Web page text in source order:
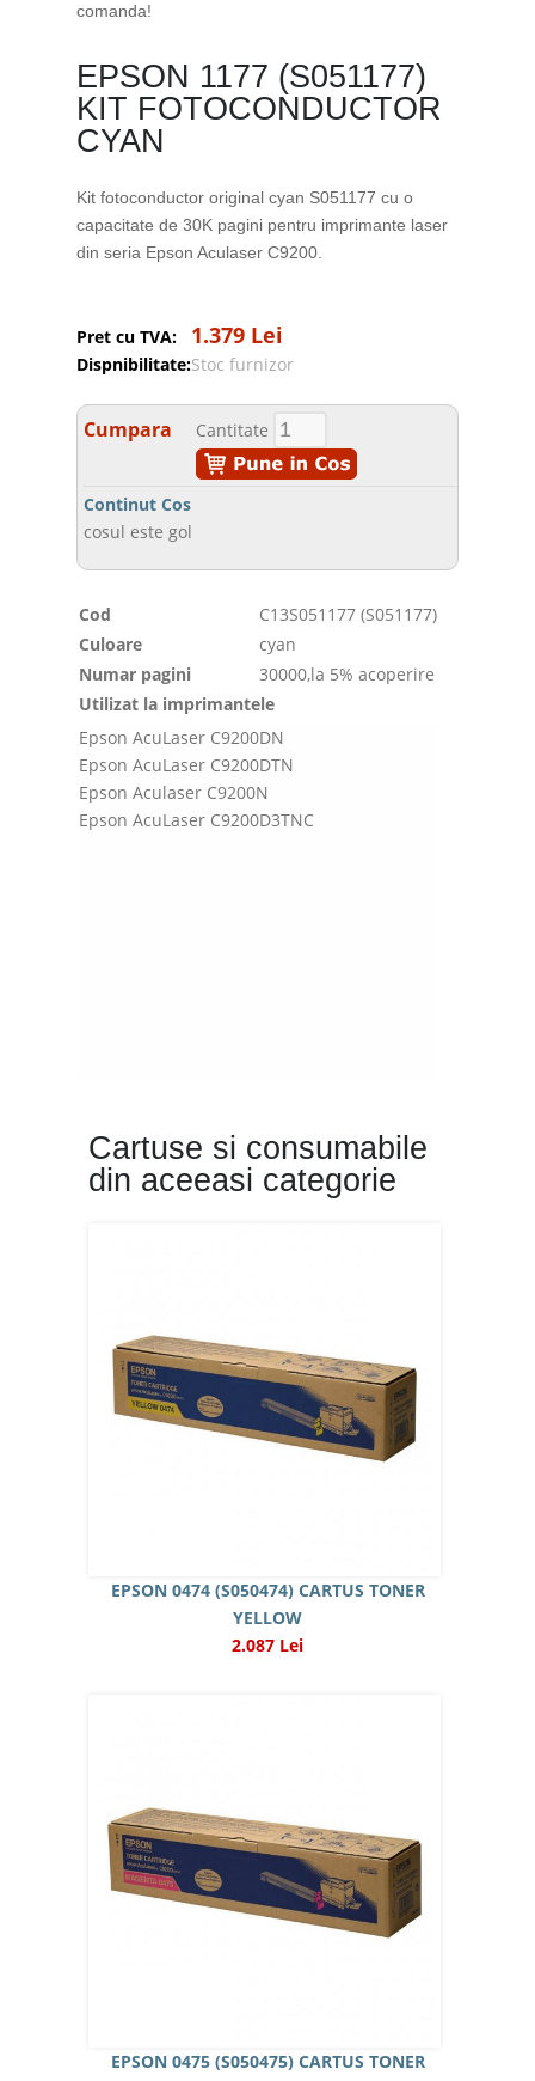
comanda!
EPSON 1177 (S051177)
KIT FOTOCONDUCTOR
CYAN
Kit fotoconductor original cyan S051177 cu o
capacitate de 30K pagini pentru imprimante laser
din seria Epson Aculaser C9200.
Pret cu TVA: 1.379 Lei
Dispnibilitate:Stoc furnizor
Cumpara Cantitate
Continut Cos
cosul este gol
Cod
C13S051177 (S051177)
Culoare
cyan
Numar pagini
30000,la 5% acoperire
Utilizat la imprimantele
Epson AcuLaser C9200DN
Epson AcuLaser C9200DTN
Epson Aculaser C9200N
Epson AcuLaser C9200D3TNC
Cartuse si consumabile
din aceeasi categorie
EPSON 0474 (S050474) CARTUS TONER
YELLOW
2.087 Lei
EPSON 0475 (S050475) CARTUS TONER